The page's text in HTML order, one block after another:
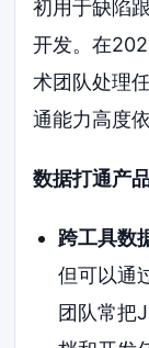
初用于缺陷
开发。在
术团队处理
通能力高度
数据打通产
跨工具数
但可以通
团队常把